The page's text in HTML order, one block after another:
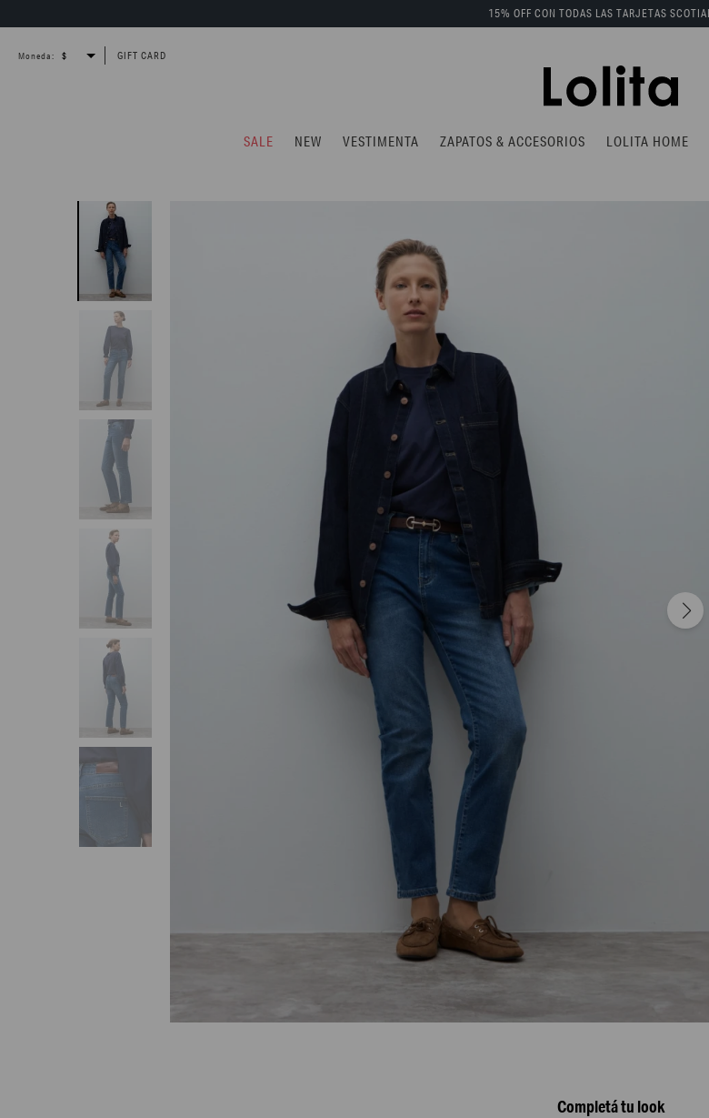
SALE NEW VESTIMENTA ZAPATOS & ACCESORIOS LOLITA HOME
15% OFF CON TODAS LAS TARJETAS
Moneda: GIFT CARD
Completá tu look